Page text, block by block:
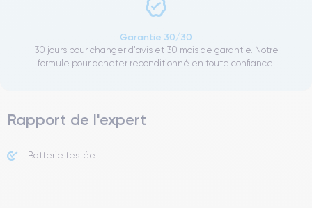
Garantie 30/30
30 jours pour changer d'avis et 30 mois de garantie. Notre
formule pour acheter reconditionné en toute confiance.
Rapport de l'expert
Batterie testée